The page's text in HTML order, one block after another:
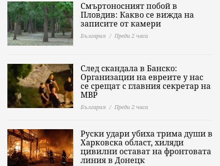
Смъртоносният побой в
Пловдив: Какво се вижда на
записите от камери
България Преди 2 часа
След скандала в Банско:
Организации на евреите у нас
се срещат с главния секретар на
МВР
България Преди 2 часа
Руски удари убиха трима души в
Харковска област, хиляди
цивилни остават на фронтовата
линия в Донецк